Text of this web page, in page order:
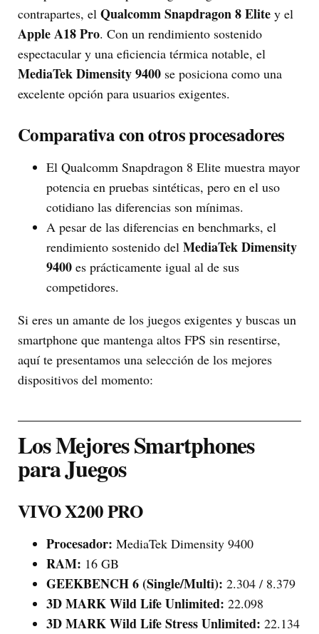
contrapartes, el Qualcomm Snapdragon 8 Elite y el
Apple A18 Pro. Con un rendimiento sostenido
espectacular y una eficiencia térmica notable, el
MediaTek Dimensity 9400 se posiciona como una
excelente opción para usuarios exigentes.
Comparativa con otros procesadores
El Qualcomm Snapdragon 8 Elite muestra mayor
potencia en pruebas sintéticas, pero en el uso
cotidiano las diferencias son mínimas.
A pesar de las diferencias en benchmarks, el
rendimiento sostenido del MediaTek Dimensity
9400 es prácticamente igual al de sus
competidores.
Si eres un amante de los juegos exigentes y buscas un
smartphone que mantenga altos FPS sin resentirse,
aquí te presentamos una selección de los mejores
dispositivos del momento:
Los Mejores Smartphones
para Juegos
VIVO X200 PRO
Procesador: MediaTek Dimensity 9400
RAM: 16 GB
GEEKBENCH 6 (Single/Multi): 2.304 / 8.379
3D MARK Wild Life Unlimited: 22.098
3D MARK Wild Life Stress Unlimited: 22.134